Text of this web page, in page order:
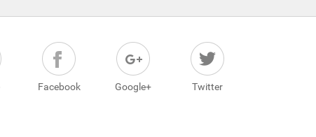
Facebook Google+ Twitter